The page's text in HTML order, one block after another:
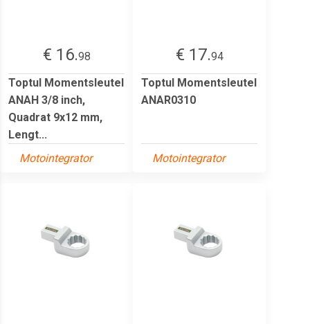
€ 16.98
Toptul Momentsleutel
ANAH 3/8 inch,
Quadrat 9x12 mm,
Lengt...
Motointegrator
€ 17.94
Toptul Momentsleutel
ANAR0310
Motointegrator